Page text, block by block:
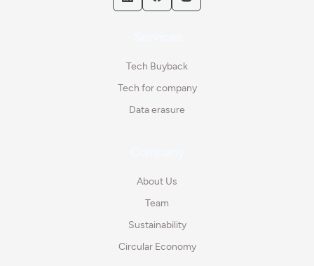
Tech Buyback
Tech for company
Data erasure
About Us
Team
Sustainability
Circular Economy